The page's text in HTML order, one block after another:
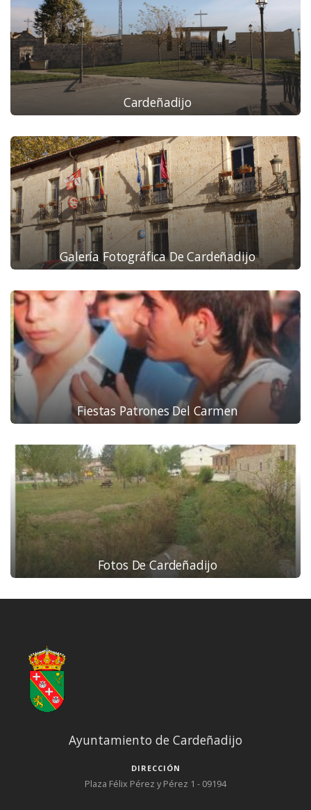
Cardeñadijo
Galería Fotográfica De Cardeñadijo
Fiestas Patrones Del Carmen
Fotos De Cardeñadijo
Ayuntamiento de Cardeñadijo
DIRECCIÓN
Plaza Félix Pérez y Pérez 1 - 09194